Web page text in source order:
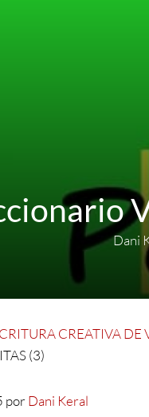
Dani
CREATIVA DE
(3)
porDani Keral